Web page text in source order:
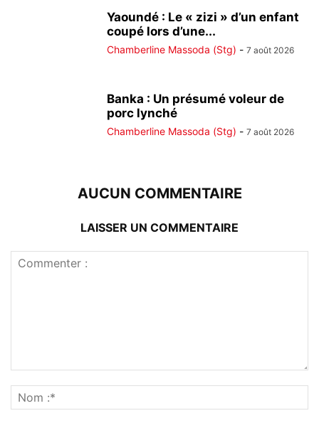
Yaoundé : Le « zizi » d’un enfant
coupé lors d’une...
Chamberline Massoda (Stg) - 7 août 2026
Banka : Un présumé voleur de
porc lynché
Chamberline Massoda (Stg) - 7 août 2026
AUCUN COMMENTAIRE
LAISSER UN COMMENTAIRE